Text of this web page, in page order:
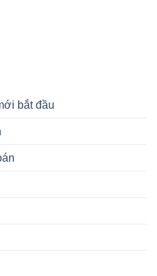
bắt đầu